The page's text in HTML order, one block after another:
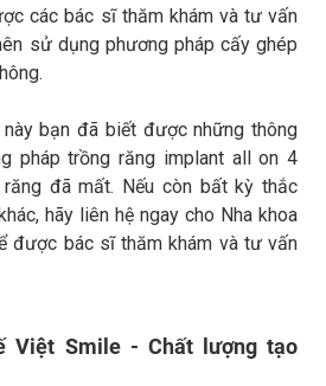
các bác sĩ thăm khám và tư vấn
sử dụng phương pháp cấy ghép
bạn đã biết được những thông
pháp trồng răng implant all on 4
đã mất. Nếu còn bất kỳ thắc
hãy liên hệ ngay cho Nha khoa
được bác sĩ thăm khám và tư vấn
Việt Smile - Chất lượng tạo